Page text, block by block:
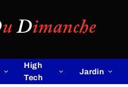
High
Tech
Jardin